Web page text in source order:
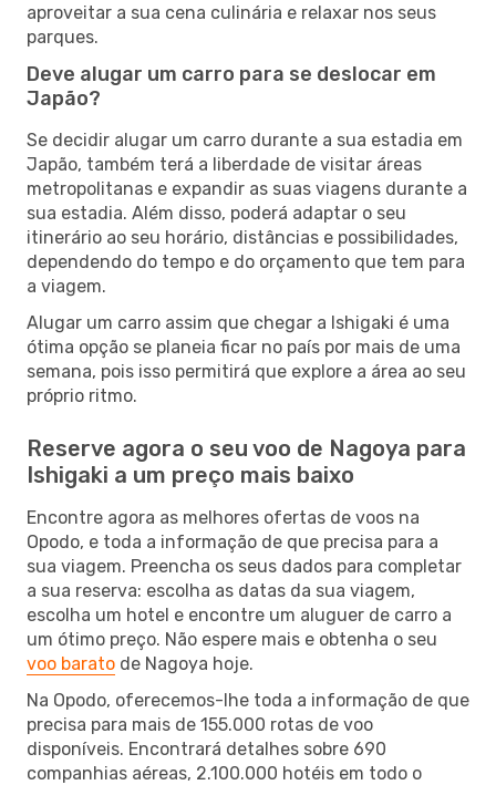
aproveitar a sua cena culinária e relaxar nos seus
parques.
Deve alugar um carro para se deslocar em
Japão?
Se decidir alugar um carro durante a sua estadia em
Japão, também terá a liberdade de visitar áreas
metropolitanas e expandir as suas viagens durante a
sua estadia. Além disso, poderá adaptar o seu
itinerário ao seu horário, distâncias e possibilidades,
dependendo do tempo e do orçamento que tem para
a viagem.
Alugar um carro assim que chegar a Ishigaki é uma
ótima opção se planeia ficar no país por mais de uma
semana, pois isso permitirá que explore a área ao seu
próprio ritmo.
Reserve agora o seu voo de Nagoya para
Ishigaki a um preço mais baixo
Encontre agora as melhores ofertas de voos na
Opodo, e toda a informação de que precisa para a
sua viagem. Preencha os seus dados para completar
a sua reserva: escolha as datas da sua viagem,
escolha um hotel e encontre um aluguer de carro a
um ótimo preço. Não espere mais e obtenha o seu
voo barato de Nagoya hoje.
Na Opodo, oferecemos-lhe toda a informação de que
precisa para mais de 155.000 rotas de voo
disponíveis. Encontrará detalhes sobre 690
companhias aéreas, 2.100.000 hotéis em todo o